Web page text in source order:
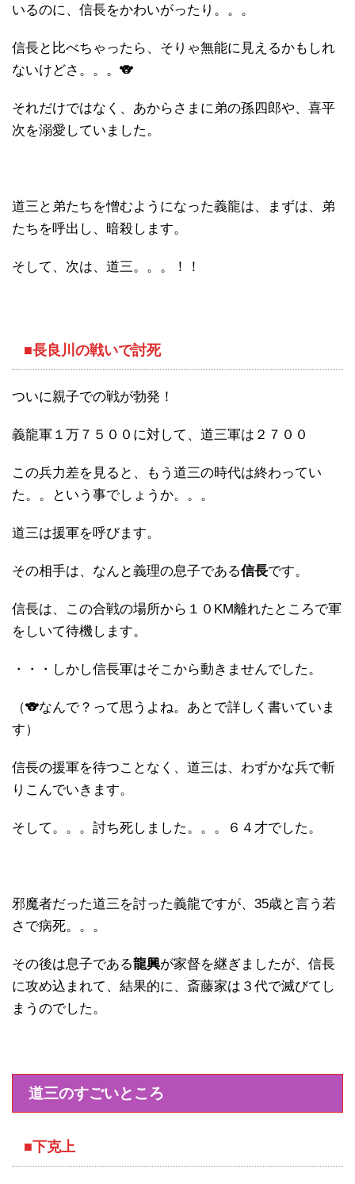
いるのに、信長をかわいがったり。。。
信長と比べちゃったら、そりゃ無能に見えるかもしれ
ないけどさ。。。🐨
それだけではなく、あからさまに弟の孫四郎や、喜平
次を溺愛していました。
道三と弟たちを憎むようになった義龍は、まずは、弟
たちを呼出し、暗殺します。
そして、次は、道三。。。！！
■長良川の戦いで討死
ついに親子での戦が勃発！
義龍軍１万７５００に対して、道三軍は２７００
この兵力差を見ると、もう道三の時代は終わってい
た。。という事でしょうか。。。
道三は援軍を呼びます。
その相手は、なんと義理の息子である信長です。
信長は、この合戦の場所から１０KM離れたところで軍
をしいて待機します。
・・・しかし信長軍はそこから動きませんでした。
（🐨なんで？って思うよね。あとで詳しく書いていま
す）
信長の援軍を待つことなく、道三は、わずかな兵で斬
りこんでいきます。
そして。。。討ち死しました。。。６４才でした。
邪魔者だった道三を討った義龍ですが、35歳と言う若
さで病死。。。
その後は息子である龍興が家督を継ぎましたが、信長
に攻め込まれて、結果的に、斎藤家は３代で滅びてし
まうのでした。
道三のすごいところ
■下克上